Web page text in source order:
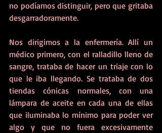
no podíamos distinguir, pero que gritaba
desgarradoramente.
Nos dirigimos a la enfermería. Allí un
médico primero, con el ralladillo lleno de
sangre, trataba de hacer un triaje con lo
que le iba llegando. Se trataba de dos
tiendas cónicas normales, con una
lámpara de aceite en cada una de ellas
que iluminaba lo mínimo para poder ver
algo y que no fuera excesivamente